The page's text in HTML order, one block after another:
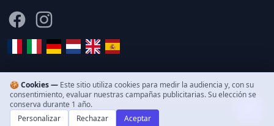
FacebookInstagram
© 2011–2026 WonderCity. Todos los derechos reservados.
🍪 Cookies — Este sitio utiliza cookies para medir la audiencia y, con su
consentimiento, evaluar nuestras campañas publicitarias. Su elección se
conserva durante 1 año.
Personalizar
Rechazar Aceptar